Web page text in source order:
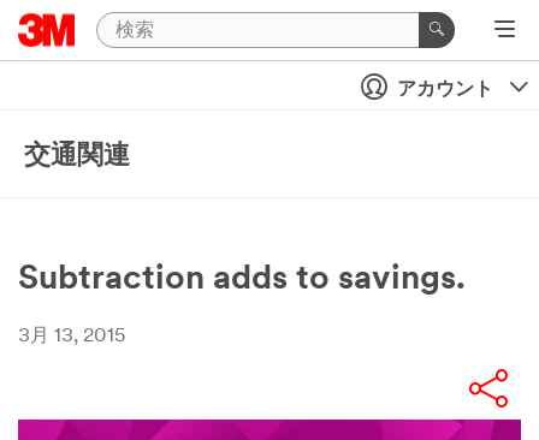
アカウント
交通関連
Subtraction adds to savings.
3月 13, 2015